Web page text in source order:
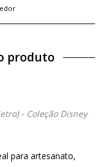
produto
- Coleção Disney
para artesanato,